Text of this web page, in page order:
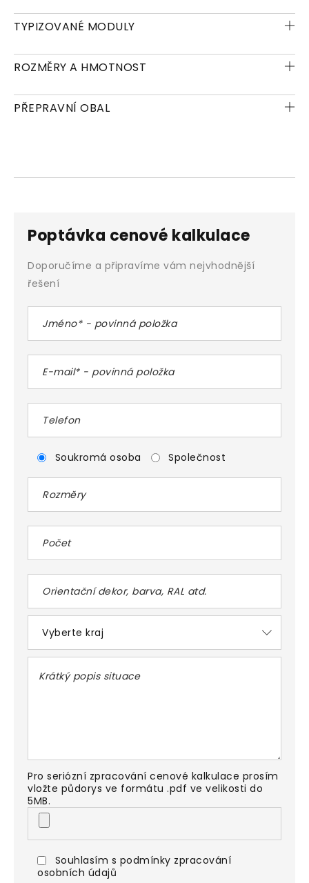
TYPIZOVANÉ MODULY
ROZMĚRY A HMOTNOST
PŘEPRAVNÍ OBAL
Poptávka cenové kalkulace
Doporučíme a připravíme vám nejvhodnější
řešení
Soukromá osoba Společnost
Pro seriózní zpracování cenové kalkulace prosím
vložte půdorys ve formátu .pdf ve velikosti do
5MB.
Souhlasím s podmínky zpracování
osobních údajů